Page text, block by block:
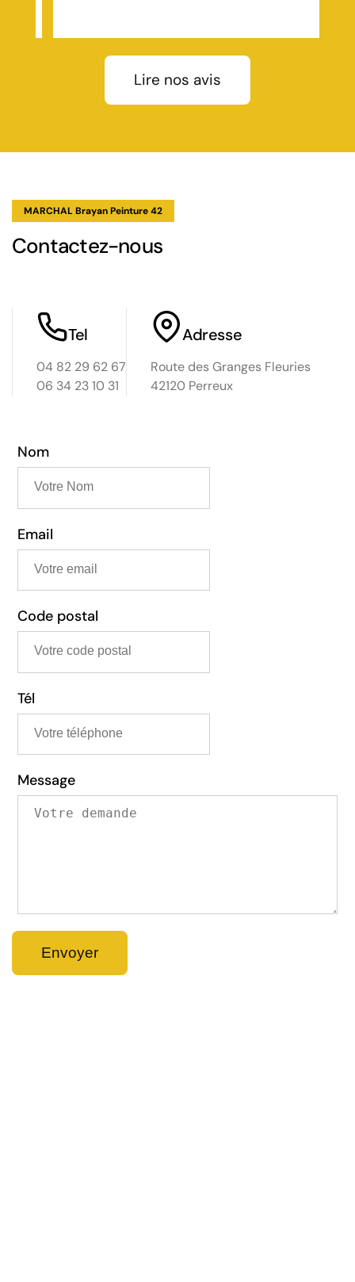
Lire nos avis
MARCHAL Brayan Peinture 42
Contactez-nous
Tel
04 82 29 62 67
06 34 23 10 31
Adresse
Route des Granges Fleuries
42120 Perreux
Nom
Email
Code postal
Tél
Message